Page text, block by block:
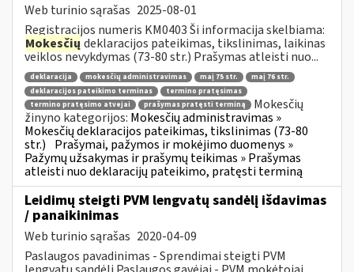
Web turinio sąrašas 2025-08-01
Registracijos numeris KM0403 Ši informacija skelbiama:
Mokesčių deklaracijos pateikimas, tikslinimas, laikinas
veiklos nevykdymas (73-80 str.) Prašymas atleisti nuo...
deklaracija mokesčių administravimas maį 75 str.
maį 76 str.
deklaracijos pateikimo terminas
termino pratęsimas
termino pratęsimo atvejai
prašymas pratęsti terminą
Mokesčių
žinyno kategorijos: Mokesčių administravimas »
Mokesčių deklaracijos pateikimas, tikslinimas (73-80
str.) Prašymai, pažymos ir mokėjimo duomenys »
Pažymų užsakymas ir prašymų teikimas » Prašymas
atleisti nuo deklaracijų pateikimo, pratęsti terminą
Leidimų steigti PVM lengvatų sandėlį išdavimas
/ panaikinimas
Web turinio sąrašas 2020-04-09
Paslaugos pavadinimas - Sprendimai steigti PVM